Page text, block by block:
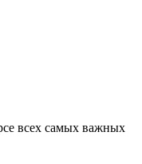
всех самых важных